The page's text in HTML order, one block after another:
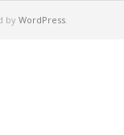
by WordPress